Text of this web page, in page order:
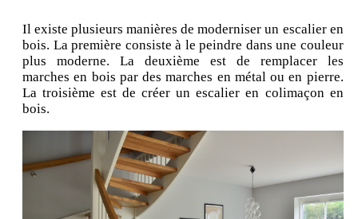
Il existe plusieurs manières de moderniser un escalier en
bois. La première consiste à le peindre dans une couleur
plus moderne. La deuxième est de remplacer les
marches en bois par des marches en métal ou en pierre.
La troisième est de créer un escalier en colimaçon en
bois.